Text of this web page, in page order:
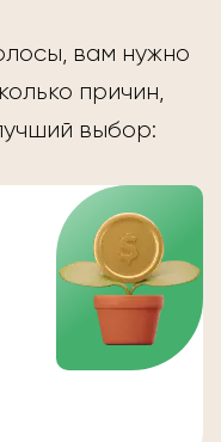
вам нужно
причин,
выбор: